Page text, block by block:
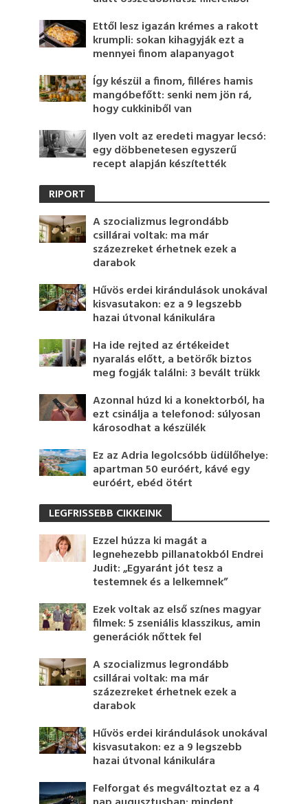
Ettől lesz igazán krémes a rakott
krumpli: sokan kihagyják ezt a
mennyei finom alapanyagot
Így készül a finom, filléres hamis
mangóbefőtt: senki nem jön rá,
hogy cukkiniből van
Ilyen volt az eredeti magyar lecsó:
egy döbbenetesen egyszerű
recept alapján készítették
RIPORT
A szocializmus legrondább
csillárai voltak: ma már
százezreket érhetnek ezek a
darabok
Hűvös erdei kirándulások unokával
kisvasutakon: ez a 9 legszebb
hazai útvonal kánikulára
Ha ide rejted az értékeidet
nyaralás előtt, a betörők biztos
meg fogják találni: 3 bevált trükk
Azonnal húzd ki a konektorból, ha
ezt csinálja a telefonod: súlyosan
károsodhat a készülék
Ez az Adria legolcsóbb üdülőhelye:
apartman 50 euróért, kávé egy
euróért, ebéd ötért
LEGFRISSEBB CIKKEINK
Ezzel húzza ki magát a
legnehezebb pillanatokból Endrei
Judit: „Egyaránt jót tesz a
testemnek és a lelkemnek”
Ezek voltak az első színes magyar
filmek: 5 zseniális klasszikus, amin
generációk nőttek fel
A szocializmus legrondább
csillárai voltak: ma már
százezreket érhetnek ezek a
darabok
Hűvös erdei kirándulások unokával
kisvasutakon: ez a 9 legszebb
hazai útvonal kánikulára
Felforgat és megváltoztat ez a 4